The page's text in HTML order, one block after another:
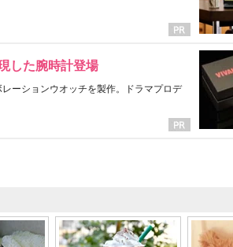
した腕時計登場
ーションウオッチを製作。ドラマプロデ